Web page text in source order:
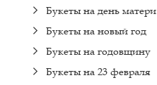
Букеты на день матери
Букеты на новый год
Букеты на годовщину
Букеты на 23 февраля